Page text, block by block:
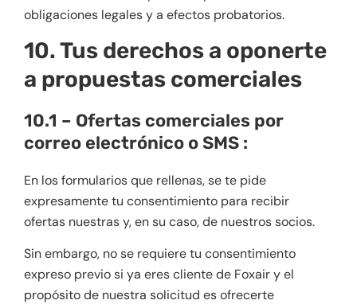
obligaciones legales y a efectos probatorios.
10. Tus derechos a oponerte
a propuestas comerciales
10.1 – Ofertas comerciales por
correo electrónico o SMS :
En los formularios que rellenas, se te pide
expresamente tu consentimiento para recibir
ofertas nuestras y, en su caso, de nuestros socios.
Sin embargo, no se requiere tu consentimiento
expreso previo si ya eres cliente de Foxair y el
propósito de nuestra solicitud es ofrecerte